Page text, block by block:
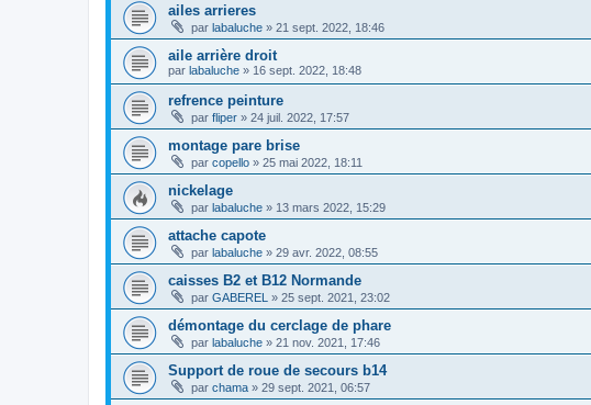
ailes arrieres
par labaluche » 21 sept. 2022, 18:46
aile arrière droit
par labaluche » 16 sept. 2022, 18:48
refrence peinture
par fliper » 24 juil. 2022, 17:57
montage pare brise
par copello » 25 mai 2022, 18:11
nickelage
par labaluche » 13 mars 2022, 15:29
attache capote
par labaluche » 29 avr. 2022, 08:55
caisses B2 et B12 Normande
par GABEREL » 25 sept. 2021, 23:02
démontage du cerclage de phare
par labaluche » 21 nov. 2021, 17:46
Support de roue de secours b14
par chama » 29 sept. 2021, 06:57